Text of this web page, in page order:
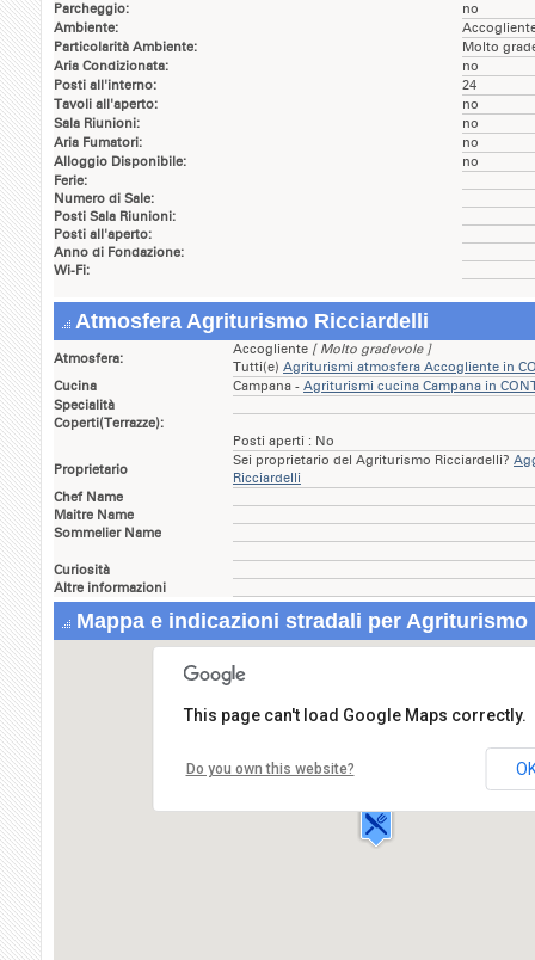
Parcheggio:
no
Ambiente:
Particolarità Ambiente:
Molto
Aria Condizionata:
no
Posti all'interno:
24
Tavoli all'aperto:
no
Sala Riunioni:
no
Aria Fumatori:
no
Alloggio Disponibile:
no
Ferie:
Numero di Sale:
Posti Sala Riunioni:
Posti all'aperto:
Anno di Fondazione:
Wi-Fi:
Atmosfera Agriturismo Ricciardelli
Atmosfera:
Accogliente [ Molto gradevole ]
Tutti(e) Agriturismi atmosfera Accogliente in
Cucina
Campana - Agriturismi cucina Campana in
Specialità
Coperti(Terrazze):
Posti aperti : No
Proprietario
Sei proprietario del Agriturismo Ricciardelli?
Ricciardelli
Chef Name
Maitre Name
Sommelier Name
Curiosità
Altre informazioni
Mappa e indicazioni stradali per
Agriturismo Ricciardelli
Via Pastenate,13
83020 CONTRADA
This page can't load Google Maps correctly.
Do you own this website?